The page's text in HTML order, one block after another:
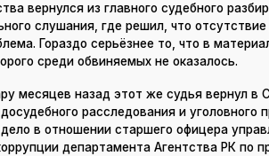
вернулся из главного судебного
слушания, где решил, что
Гораздо серьёзнее то, что в
среди обвиняемых не оказалось.
месяцев назад этот же судья вернул в
расследования и уголовного
в отношении старшего офицера
департамента Агентства РК по